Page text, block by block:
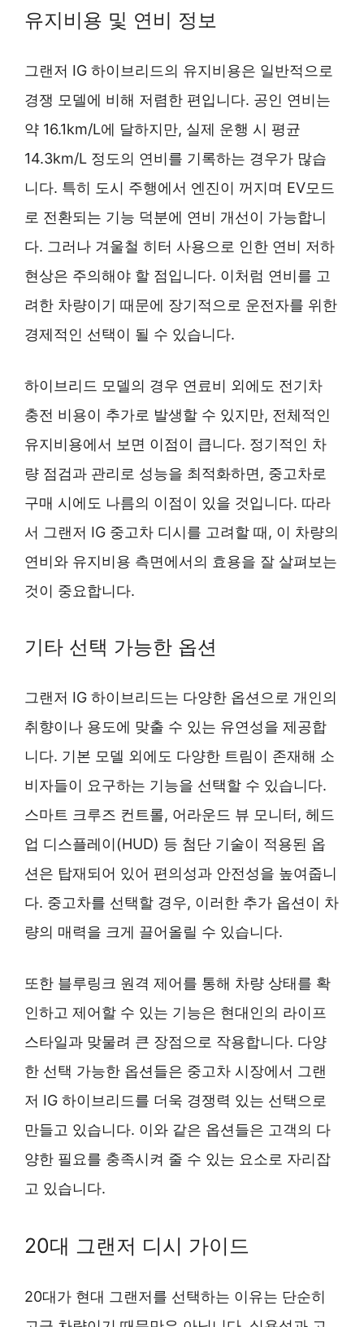
유지비용 및 연비 정보
그랜저 IG 하이브리드의 유지비용은 일반적으로
경쟁 모델에 비해 저렴한 편입니다. 공인 연비는
약 16.1km/L에 달하지만, 실제 운행 시 평균
14.3km/L 정도의 연비를 기록하는 경우가 많습
니다. 특히 도시 주행에서 엔진이 꺼지며 EV모드
로 전환되는 기능 덕분에 연비 개선이 가능합니
다. 그러나 겨울철 히터 사용으로 인한 연비 저하
현상은 주의해야 할 점입니다. 이처럼 연비를 고
려한 차량이기 때문에 장기적으로 운전자를 위한
경제적인 선택이 될 수 있습니다.
하이브리드 모델의 경우 연료비 외에도 전기차
충전 비용이 추가로 발생할 수 있지만, 전체적인
유지비용에서 보면 이점이 큽니다. 정기적인 차
량 점검과 관리로 성능을 최적화하면, 중고차로
구매 시에도 나름의 이점이 있을 것입니다. 따라
서 그랜저 IG 중고차 디시를 고려할 때, 이 차량의
연비와 유지비용 측면에서의 효용을 잘 살펴보는
것이 중요합니다.
기타 선택 가능한 옵션
그랜저 IG 하이브리드는 다양한 옵션으로 개인의
취향이나 용도에 맞출 수 있는 유연성을 제공합
니다. 기본 모델 외에도 다양한 트림이 존재해 소
비자들이 요구하는 기능을 선택할 수 있습니다.
스마트 크루즈 컨트롤, 어라운드 뷰 모니터, 헤드
업 디스플레이(HUD) 등 첨단 기술이 적용된 옵
션은 탑재되어 있어 편의성과 안전성을 높여줍니
다. 중고차를 선택할 경우, 이러한 추가 옵션이 차
량의 매력을 크게 끌어올릴 수 있습니다.
또한 블루링크 원격 제어를 통해 차량 상태를 확
인하고 제어할 수 있는 기능은 현대인의 라이프
스타일과 맞물려 큰 장점으로 작용합니다. 다양
한 선택 가능한 옵션들은 중고차 시장에서 그랜
저 IG 하이브리드를 더욱 경쟁력 있는 선택으로
만들고 있습니다. 이와 같은 옵션들은 고객의 다
양한 필요를 충족시켜 줄 수 있는 요소로 자리잡
고 있습니다.
20대 그랜저 디시 가이드
20대가 현대 그랜저를 선택하는 이유는 단순히